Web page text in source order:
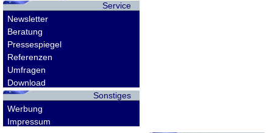
Service
Newsletter
Beratung
Pressespiegel
Referenzen
Umfragen
Download
Sonstiges
Werbung
Impressum